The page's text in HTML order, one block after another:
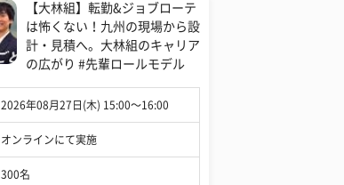
【大林組】転勤&ジョブローテ
は怖くない！九州の現場から設
計・見積へ。大林組のキャリア
の広がり #先輩ロールモデル
2026年08月27日(木) 15:00〜16:00
オンラインにて実施
300名